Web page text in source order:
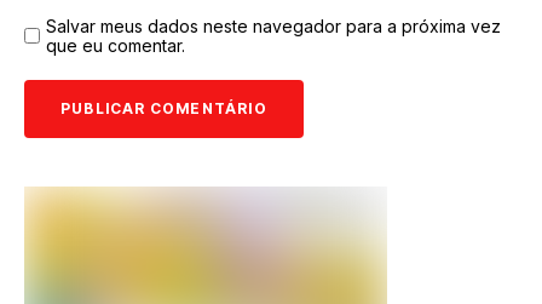
Salvar meus dados neste navegador para a próxima vez
que eu comentar.